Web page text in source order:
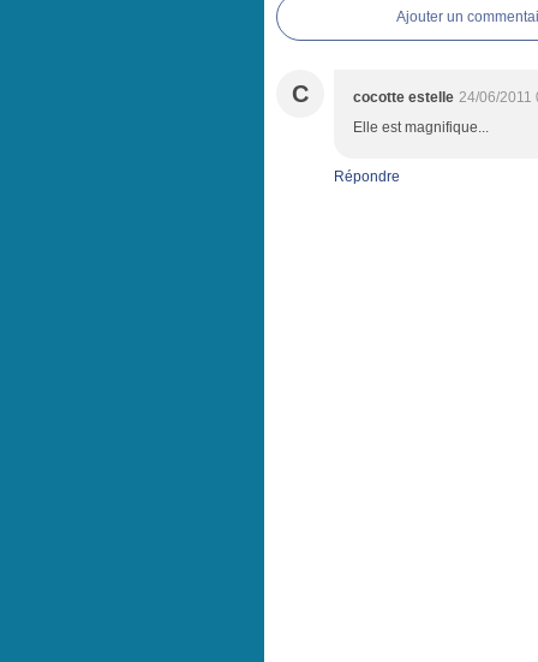
Ajouter un
C cocotte estelle 24/06/2011
Elle est magnifique...
Répondre